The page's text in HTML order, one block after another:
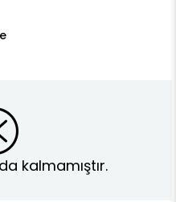
kalmamıştır.